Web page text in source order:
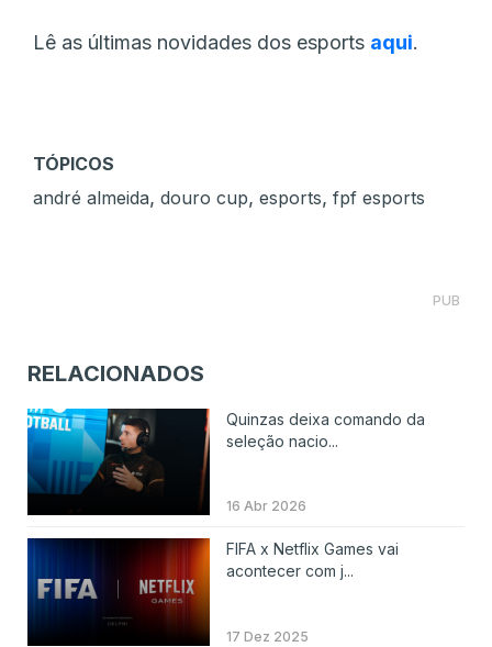
Lê as últimas novidades dos esports aqui.
TÓPICOS
andré almeida, douro cup, esports, fpf esports
PUB
RELACIONADOS
Quinzas deixa comando da
seleção nacio...
16 Abr 2026
FIFA x Netflix Games vai
acontecer com j...
17 Dez 2025